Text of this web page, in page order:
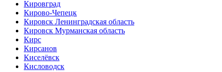
Кировград
Кирово-Чепецк
Кировск Ленинградская область
Кировск Мурманская область
Кирс
Кирсанов
Киселёвск
Кисловодск